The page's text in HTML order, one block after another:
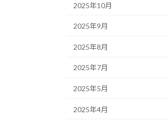
2025年10月
2025年9月
2025年8月
2025年7月
2025年5月
2025年4月